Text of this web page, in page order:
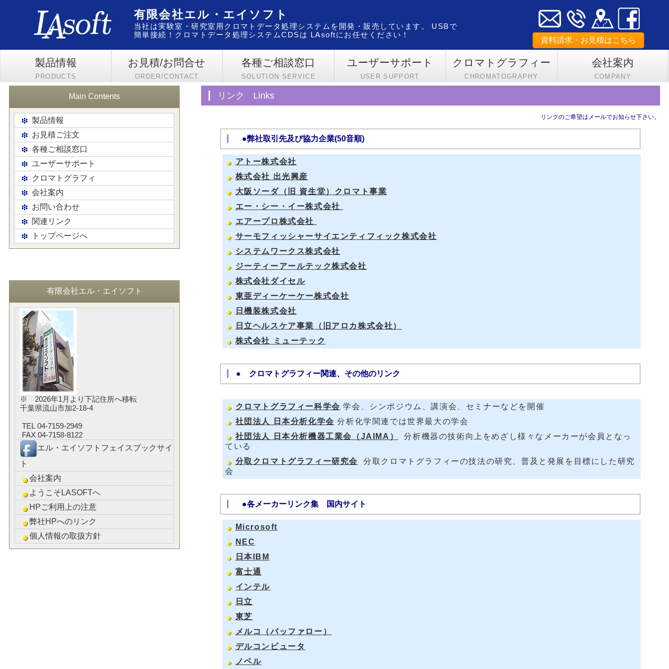
有限会社エル・エイソフト
当社は実験室・研究室用クロマトデータ処理システムを開発・販売しています。 USBで
簡単接続！クロマトデータ処理システムCDSは LAsoftにお任せください！
資料請求・お見積はこちら
製品情報
PRODUCTS
お見積/お問合せ
ORDER/CONTACT
各種ご相談窓口
SOLUTION SERVICE
ユーザーサポート
USER SUPPORT
クロマトグラフィー
CHROMATOGRAPHY
会社案内
COMPANY
リンク Links
リンクのご希望はメールでお知らせ下さい。
●弊社取引先及び協力企業(50音順)
アトー株式会社
株式会社 出光興産
大阪ソーダ（旧 資生堂）クロマト事業
エー・シー・イー株式会社
エアープロ株式会社
サーモフィッシャーサイエンティフィック株式会社
システムワークス株式会社
ジーティーアールテック株式会社
株式会社ダイセル
東亜ディーケーケー株式会社
日機装株式会社
日立ヘルスケア事業（旧アロカ株式会社）
株式会社 ミューテック
● クロマトグラフィー関連、その他のリンク
クロマトグラフィー科学会 学会、シンポジウム、講演会、セミナーなどを開催
社団法人 日本分析化学会 分析化学関連では世界最大の学会
社団法人 日本分析機器工業会（JAIMA）
分析機器の技術向上をめざし様々なメーカーが会員となっ
ている
分取クロマトグラフィー研究会
分取クロマトグラフィーの技法の研究、普及と発展を目標にした研究
会
●各メーカーリンク集 国内サイト
Microsoft
NEC
日本IBM
富士通
インテル
日立
東芝
メルコ（バッファロー）
デルコンピュータ
ノベル
Main Contents
製品情報
お見積ご注文
各種ご相談窓口
ユーザーサポート
クロマトグラフィ
会社案内
お問い合わせ
関連リンク
トップページへ
有限会社エル・エイソフト
※ 2026年1月より下記住所へ移転
千葉県流山市加2-18-4
TEL 04-7159-2949
FAX 04-7158-8122
エル・エイソフトフェイスブックサイ
ト
会社案内
ようこそLASOFTへ
HPご利用上の注意
弊社HPへのリンク
個人情報の取扱方針